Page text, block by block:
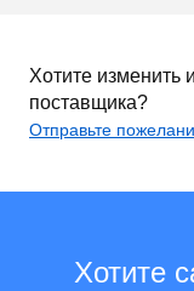
Хотите изменить
поставщика?
Отправьте
Хотите